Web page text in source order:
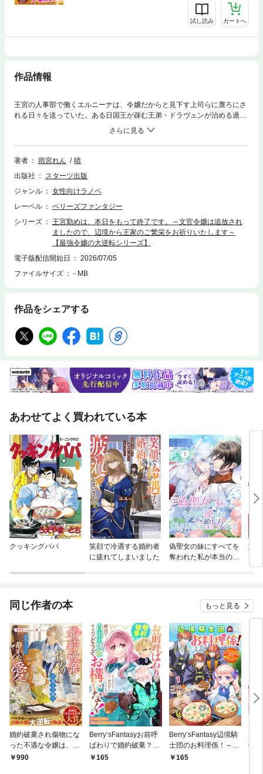
試し読み カートへ
作品情報
王宮の人事部で働くエルニーナは、令嬢だからと見下す上司らに蔑ろにさ
れる日々を送っていた。ある日国王が疎む王弟・ドラヴェンが治める過酷
な辺境領への左遷を命じられるが…むしろ好都合！ 人の才能を見抜く目
と内政の知識・算術に長けたエルニーナは、ドラヴェンや領民達と協力し
て困難を次々と乗り越えていく。エルニーナの優れた采配で辺境領が快適
になっていく一方、その功績は王宮にも届き、国王は目障りな彼らを陥れ
最高の仲間と送る爽快逆転ファンタジー、開幕！
著者 雨宮れん
晴
出版社
スターツ出版
ジャンル
女性向けラノベ
レーベル
ベリーズファンタジー
シリーズ
王宮勤めは、本日をもって終了です。～文官令嬢は追放され
ましたので、辺境から王家のご繁栄をお祈りいたします～
【最強令嬢の大逆転シリーズ】
電子版配信開始日
2026/07/05
ファイルサイズ
- MB
作品をシェアする
あわせてよく買われている本
クッキングパパ
笑顔で冷遇する婚約者
に疲れてしまいました
偽聖女の妹にすべてを
奪われた私が本当の聖
妹
て
の
同じ作者の本 もっと見る
婚約破棄され傷物にな
った不遇な令嬢は、隣
国の王子の静かな愛で
990
Berry’sFantasyお前呼
ばわりで婚約破棄？隣
国で自由を謳歌するの
165
Berry’sFantasy辺境騎
士団のお料理係！～捨
てられ幼女ですが、過
165
辺
係